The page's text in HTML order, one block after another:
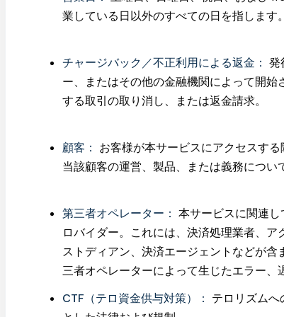
業している日以外のすべての日を指します。
チャージバック／不正利用による返金： 発
ー、またはその他の金融機関によって開
する取引の取り消し、または返金請求。
顧客： お客様が本サービスにアクセスす
当該顧客の運営、製品、または義務につい
第三者オペレーター：本サービスに関連
ロバイダー。これには、決済処理業者、
ストディアン、決済エージェントなどが
三者オペレーターによって生じたエラー、
CTF（テロ資金供与対策）： テロリズム